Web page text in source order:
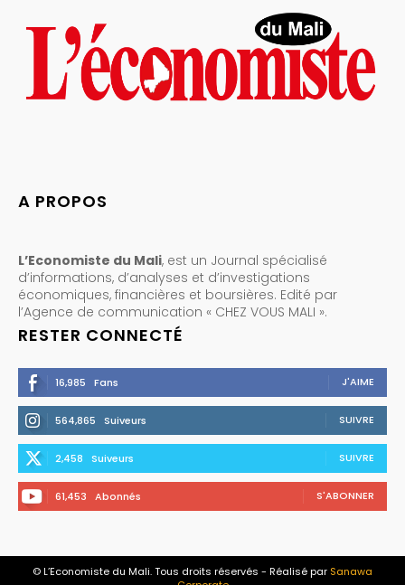
A PROPOS
L’Economiste du Mali, est un Journal spécialisé
d’informations, d’analyses et d’investigations
économiques, financières et boursières. Edité par
l’Agence de communication « CHEZ VOUS MALI ».
RESTER CONNECTÉ
16,985 Fans J'AIME
564,865 Suiveurs SUIVRE
2,458 Suiveurs SUIVRE
61,453 Abonnés S'ABONNER
© L’Economiste du Mali. Tous droits réservés - Réalisé par Sanawa